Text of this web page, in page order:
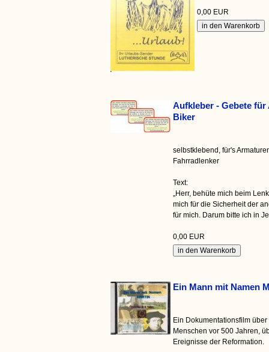
0,00 EUR
Aufkleber - Gebete
Biker
selbstklebend, für's
Fahrradlenker
Text:
„Herr, behüte mich beim
mich für die Sicherheit der
für mich. Darum bitte ich in
0,00 EUR
Ein Mann mit Namen
Ein Dokumentationsfilm
Menschen vor 500 Jahren,
Ereignisse der Reformation.